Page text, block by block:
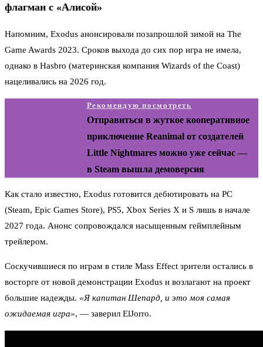
флагман с «Алисой»
Напомним, Exodus анонсировали позапрошлой зимой на The
Game Awards 2023. Сроков выхода до сих пор игра не имела,
однако в Hasbro (материнская компания Wizards of the Coast)
нацеливались на 2026 год.
Рекомендую посмотреть
Отправиться в жуткое кооперативное
приключение Reanimal от создателей
Little Nightmares можно уже сейчас —
в Steam вышла демоверсия
Как стало известно, Exodus готовится дебютировать на PC
(Steam, Epic Games Store), PS5, Xbox Series X и S лишь в начале
2027 года. Анонс сопровождался насыщенным геймплейным
трейлером.
Соскучившиеся по играм в стиле Mass Effect зрители остались в
восторге от новой демонстрации Exodus и возлагают на проект
большие надежды. «Я капитан Шепард, и это моя самая
ожидаемая игра», — заверил ElJorro.